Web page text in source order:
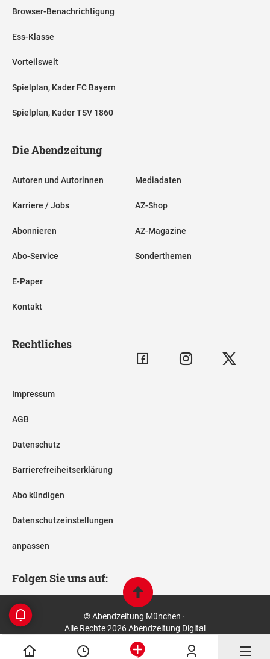
Browser-Benachrichtigung
Ess-Klasse
Vorteilswelt
Spielplan, Kader FC Bayern
Spielplan, Kader TSV 1860
Die Abendzeitung
Autoren und Autorinnen
Karriere / Jobs
Abonnieren
Abo-Service
E-Paper
Kontakt
Mediadaten
AZ-Shop
AZ-Magazine
Sonderthemen
Rechtliches
Impressum
AGB
Datenschutz
Barrierefreiheitserklärung
Abo kündigen
Datenschutzeinstellungen
anpassen
Folgen Sie uns auf:
© Abendzeitung München ·
Alle Rechte 2026 Abendzeitung Digital